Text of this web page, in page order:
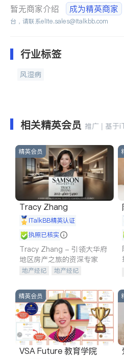
暂无商家介绍 成为精英商家
台，请联系elite.sales@italkbb.com
行业标签
风湿病
相关精英会员 推广 | 基于
精英会员
Tracy Zhang
iTalkBB精英认证
执照已核实
Tracy Zhang - 引领大华府
地区房产之旅的资深专家
地产经纪
地产经纪
商铺租售
开发商建商
精英会员
VSA Future 教育学院